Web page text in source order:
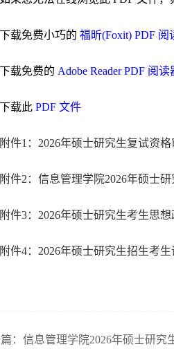
下载免费小巧的福昕(Foxit) PDF 阅
下载免费的 Adobe Reader PDF 阅读
下载此PDF 文件
附件1：2026年硕士研究生复试资
附件2：信息管理学院2026年硕士
附件3：2026年硕士研究生考生思
附件4：2026年硕士研究生招生考
篇：信息管理学院2026年硕士研